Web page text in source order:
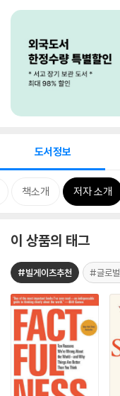
도서정보
책소개 저자 소개
이 상품의 태그
#빌게이츠추천 #글로